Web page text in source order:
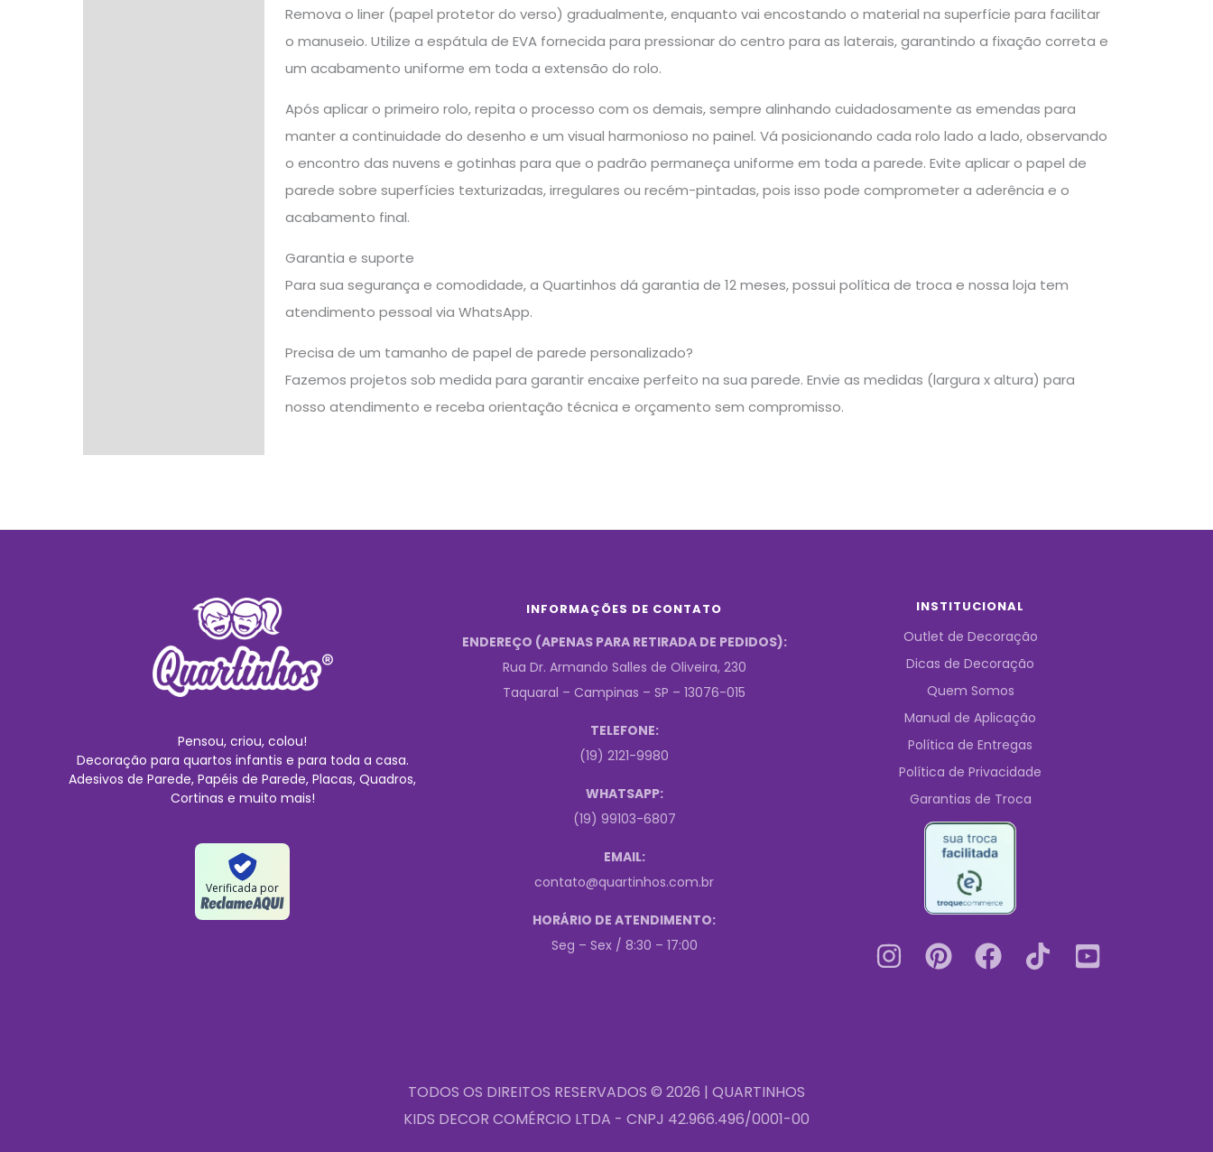
Remova o liner (papel protetor do verso) gradualmente, enquanto vai encostando o material na superfície para facilitar
o manuseio. Utilize a espátula de EVA fornecida para pressionar do centro para as laterais, garantindo a fixação correta e
um acabamento uniforme em toda a extensão do rolo.
Após aplicar o primeiro rolo, repita o processo com os demais, sempre alinhando cuidadosamente as emendas para
manter a continuidade do desenho e um visual harmonioso no painel. Vá posicionando cada rolo lado a lado, observando
o encontro das nuvens e gotinhas para que o padrão permaneça uniforme em toda a parede. Evite aplicar o papel de
parede sobre superfícies texturizadas, irregulares ou recém-pintadas, pois isso pode comprometer a aderência e o
acabamento final.
Garantia e suporte
Para sua segurança e comodidade, a Quartinhos dá garantia de 12 meses, possui política de troca e nossa loja tem
atendimento pessoal via WhatsApp.
Precisa de um tamanho de papel de parede personalizado?
Fazemos projetos sob medida para garantir encaixe perfeito na sua parede. Envie as medidas (largura x altura) para
nosso atendimento e receba orientação técnica e orçamento sem compromisso.
Pensou, criou, colou!
Decoração para quartos infantis e para toda a casa.
Adesivos de Parede, Papéis de Parede, Placas, Quadros,
Cortinas e muito mais!
Verificada por
INFORMAÇÕES DE CONTATO
ENDEREÇO (APENAS PARA RETIRADA DE PEDIDOS):
Rua Dr. Armando Salles de Oliveira, 230
Taquaral – Campinas – SP – 13076-015
TELEFONE:
(19) 2121-9980
WHATSAPP:
(19) 99103-6807
EMAIL:
contato@quartinhos.com.br
HORÁRIO DE ATENDIMENTO:
Seg – Sex / 8:30 – 17:00
INSTITUCIONAL
Outlet de Decoração
Dicas de Decoração
Quem Somos
Manual de Aplicação
Política de Entregas
Política de Privacidade
Garantias de Troca
TODOS OS DIREITOS RESERVADOS © 2026 | QUARTINHOS
KIDS DECOR COMÉRCIO LTDA - CNPJ 42.966.496/0001-00